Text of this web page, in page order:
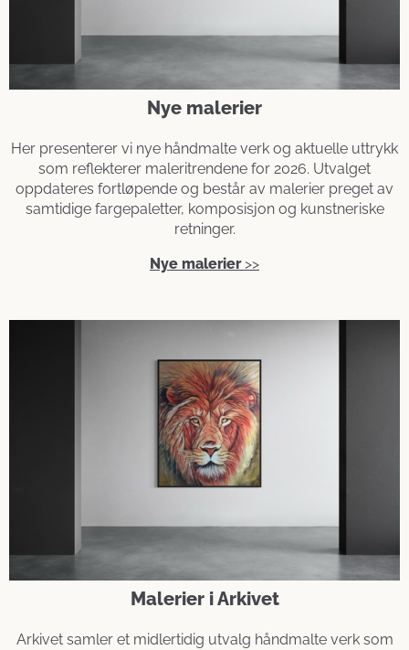
Nye malerier
Her presenterer vi nye håndmalte verk og aktuelle uttrykk
som reflekterer maleritrendene for 2026. Utvalget
oppdateres fortløpende og består av malerier preget av
samtidige fargepaletter, komposisjon og kunstneriske
retninger.
Nye malerier>>
Malerier i Arkivet
Arkivet samler et midlertidig utvalg håndmalte verk som